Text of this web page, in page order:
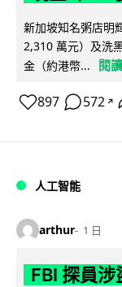
新加坡知名粥店明
2,310 萬元）及洗
金（約港幣...
閱
897 572 ↗
人工智能
arthur 1 日
FBI 探員